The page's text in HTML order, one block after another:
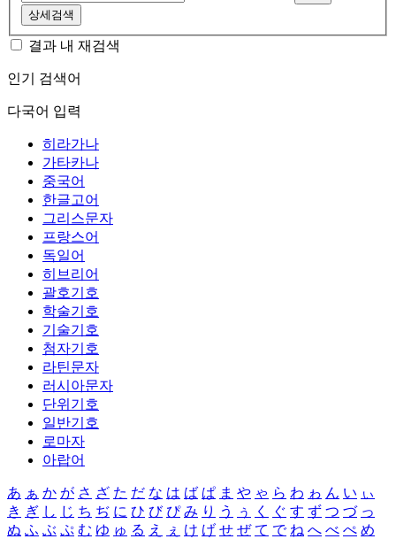
상세검색
결과 내 재검색
인기 검색어
다국어 입력
히라가나
가타카나
중국어
한글고어
그리스문자
프랑스어
독일어
히브리어
괄호기호
학술기호
기술기호
첨자기호
라틴문자
러시아문자
단위기호
일반기호
로마자
아랍어
あ ぁ か が さ ざ た だ な は ば ぱ ま や ゃ ら わ ゎ ん い ぃ
き ぎ し じ ち ぢ に ひ び ぴ み り う ぅ く ぐ す ず つ づ っ
ぬ ふ ぶ ぷ む ゆ ゅ る え ぇ け げ せ ぜ て で ね へ べ ぺ め